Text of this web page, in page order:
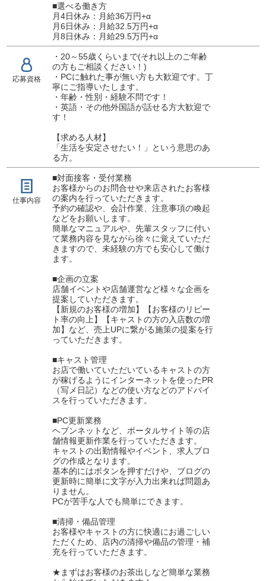
■選べる働き方
月4日休み：月給36万円+α
月6日休み：月給32.5万円+α
月8日休み：月給29.5万円+α
応募資格
・20～55歳くらいまで(それ以上のご年齢
の方もご相談ください！)
・PCに触れた事が無い方も大歓迎です。丁
寧にご指導いたします。
・年齢・性別・経験不問です！
・英語・その他外国語が話せる方大歓迎で
す！
【求める人材】
「生活を安定させたい！」という意思のあ
る方。
仕事内容
■対面接客・受付業務
お客様からのお問合せや来店されたお客様
の案内を行っていただきます。
予約の確認や、会計作業、注意事項の喚起
などをお願いします。
簡単なマニュアルや、先輩スタッフに付い
て業務内容を見ながら徐々に覚えていただ
きますので、未経験の方でも安心して働け
ます。
■企画の立案
店舗イベントや店舗運営など様々な企画を
提案していただきます。
【新規のお客様の増加】【お客様のリピー
ト率の向上】【キャストの方の入店数の増
加】など、売上UPに繋がる施策の提案を行
っていただきます。
■キャスト管理
お店で働いていただいているキャストの方
が稼げるようにインターネットを使ったPR
（写メ日記）などの使い方などのアドバイ
スを行っていただきます。
■PC更新業務
ヘブンネットなど、ポータルサイト等の店
舗情報更新作業を行っていただきます。
キャストの出勤情報やイベント、求人ブロ
グの作成となります。
基本的にはボタンを押すだけや、ブログの
更新時に簡単に文字が入力出来れば問題あ
りません。
PCが苦手な人でも簡単にできます。
■清掃・備品管理
お客様やキャストの方に快適にお過ごしい
ただくため、店内の清掃や備品の管理・補
充を行っていただきます。
★まずはお客様のお茶出しなど簡単な業務